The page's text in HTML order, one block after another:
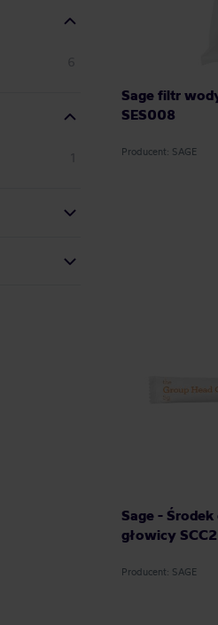
Sage filtr
SES008
Producent: SAGE
Sage -
głowicy
Producent: SAGE